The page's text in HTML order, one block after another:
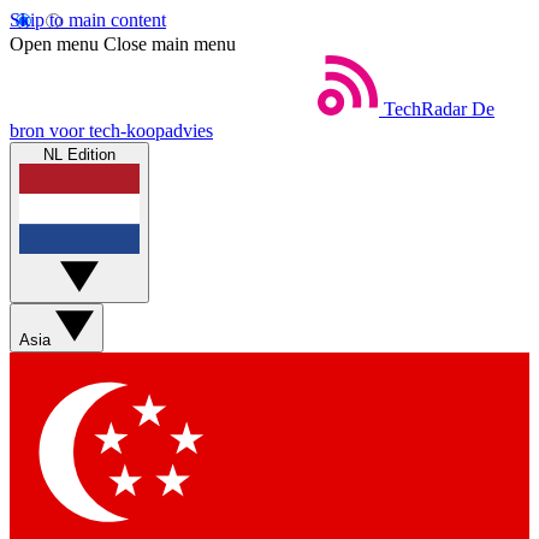
Skip to main content
Open menu Close main menu
TechRadar De
bron voor tech-koopadvies
NL Edition
Asia